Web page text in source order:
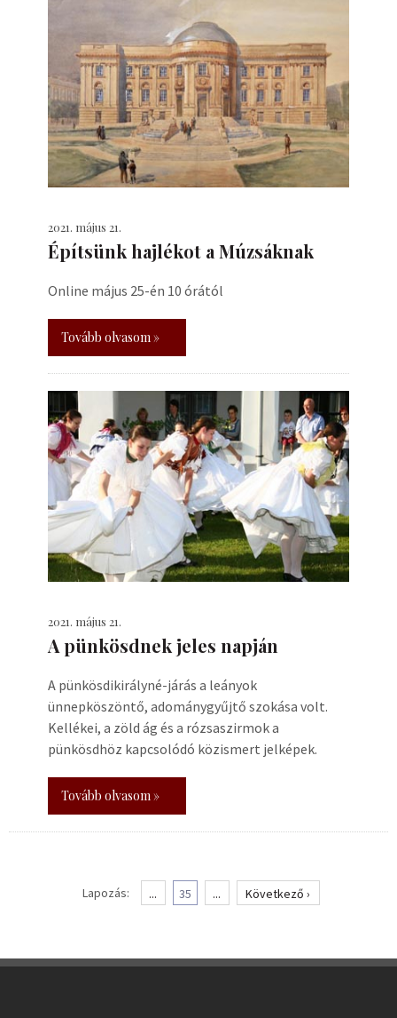
2021. május 21.
Építsünk hajlékot a Múzsáknak
Online május 25-én 10 órától
Tovább olvasom »
2021. május 21.
A pünkösdnek jeles napján
A pünkösdikirályné-járás a leányok
ünnepköszöntő, adománygyűjtő szokása volt.
Kellékei, a zöld ág és a rózsaszirmok a
pünkösdhöz kapcsolódó közismert jelképek.
Tovább olvasom »
Lapozás: ... 35 ... Következő ›